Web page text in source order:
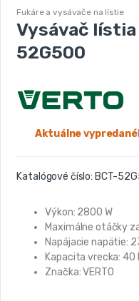
Fukáre a vysávače na lístie
Vysávač lístia
52G500
Aktuálne vypredané
Katalógové číslo: BCT-
Výkon: 2800 W
Maximálne otáčky
Napájacie napätie:
Kapacita vrecka: 40
Značka: VERTO